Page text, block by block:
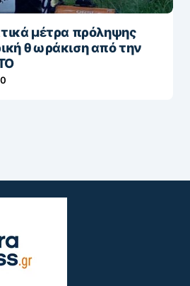
μέτρα πρόληψης
θωράκιση από την